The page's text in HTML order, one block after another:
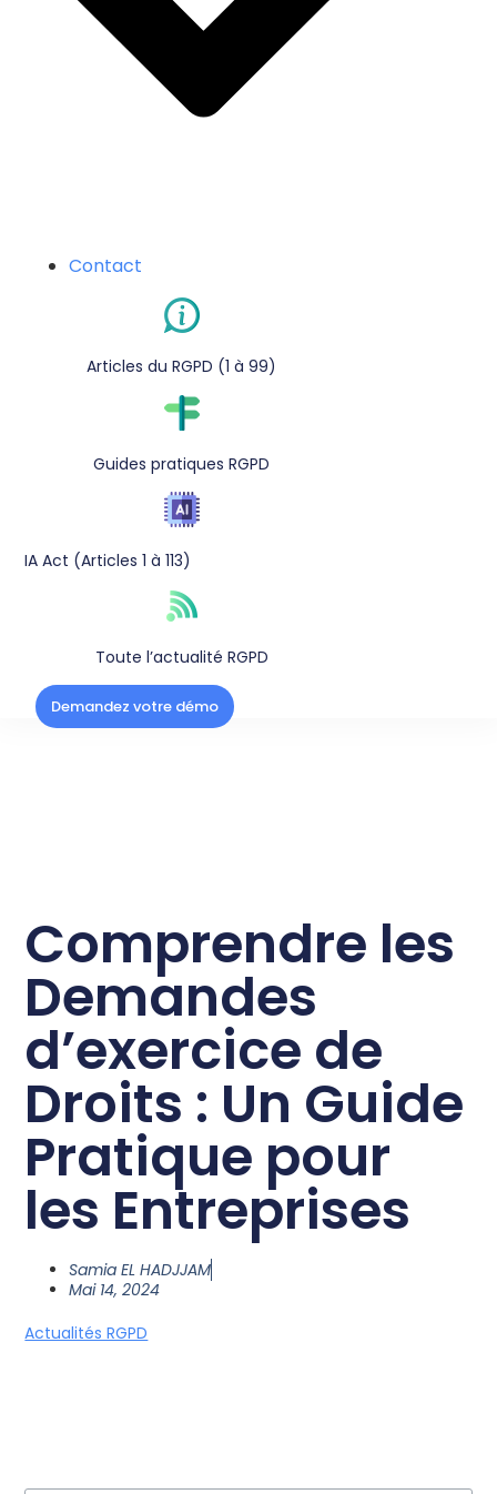
Contact
Articles du RGPD (1 à 99)
Guides pratiques RGPD
IA Act (Articles 1 à 113)
Toute l’actualité RGPD
Demandez votre démo
Comprendre les
Demandes
d’exercice de
Droits : Un Guide
Pratique pour
les Entreprises
Samia EL HADJJAM
Mai 14, 2024
Actualités RGPD